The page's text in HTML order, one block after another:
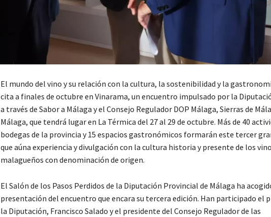
El mundo del vino y su relación con la cultura, la sostenibilidad y la
cita a finales de octubre en Vinarama, un encuentro impulsado por la
a través de Sabor a Málaga y el Consejo Regulador DOP Málaga, Sierras de
Málaga, que tendrá lugar en La Térmica del 27 al 29 de octubre. Más de 40
bodegas de la provincia y 15 espacios gastronómicos formarán este tercer
que aúna experiencia y divulgación con la cultura historia y presente de los
malagueños con denominación de origen.
El Salón de los Pasos Perdidos de la Diputación Provincial de Málaga ha
presentación del encuentro que encara su tercera edición. Han participado el
la Diputación, Francisco Salado y el presidente del Consejo Regulador de las